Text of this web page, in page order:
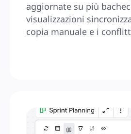
aggiornate su più
visualizzazioni
copia manuale e i